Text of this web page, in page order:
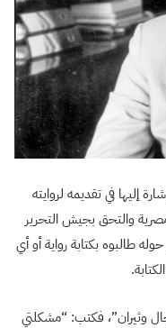
إليها في تقديمه لروايته
والتحق بجيش التحرير
طالبوه بكتابة رواية أو أي
وثيران”، فكتب: “مشكلتي